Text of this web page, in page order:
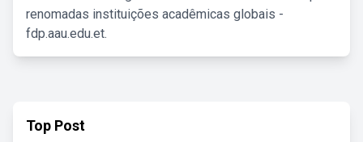
renomadas instituições acadêmicas globais -
fdp.aau.edu.et.
Top Post